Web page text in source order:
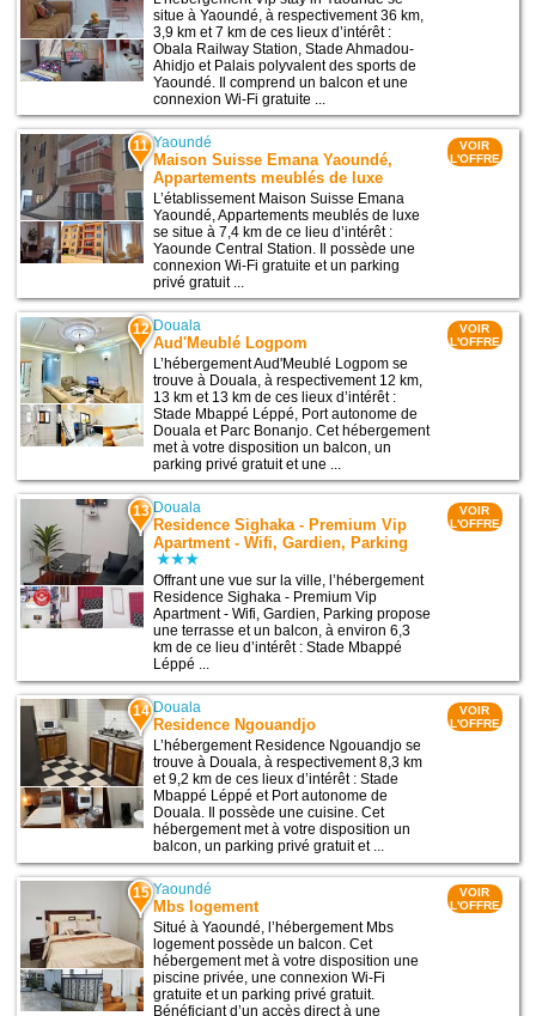
situe à Yaoundé, à respectivement 36 km,
3,9 km et 7 km de ces lieux d’intérêt :
Obala Railway Station, Stade Ahmadou-
Ahidjo et Palais polyvalent des sports de
Yaoundé. Il comprend un balcon et une
connexion Wi-Fi gratuite ...
11 Yaoundé
Maison Suisse Emana Yaoundé,
Appartements meublés de luxe
L’établissement Maison Suisse Emana
Yaoundé, Appartements meublés de luxe
se situe à 7,4 km de ce lieu d’intérêt :
Yaounde Central Station. Il possède une
connexion Wi-Fi gratuite et un parking
privé gratuit ...
VOIR
L'OFFRE
12 Douala
Aud'Meublé Logpom
L’hébergement Aud'Meublé Logpom se
trouve à Douala, à respectivement 12 km,
13 km et 13 km de ces lieux d’intérêt :
Stade Mbappé Léppé, Port autonome de
Douala et Parc Bonanjo. Cet hébergement
met à votre disposition un balcon, un
parking privé gratuit et une ...
VOIR
L'OFFRE
13 Douala
Residence Sighaka - Premium Vip
Apartment - Wifi, Gardien, Parking
Offrant une vue sur la ville, l’hébergement
Residence Sighaka - Premium Vip
Apartment - Wifi, Gardien, Parking propose
une terrasse et un balcon, à environ 6,3
km de ce lieu d’intérêt : Stade Mbappé
Léppé ...
VOIR
L'OFFRE
14 Douala
Residence Ngouandjo
L’hébergement Residence Ngouandjo se
trouve à Douala, à respectivement 8,3 km
et 9,2 km de ces lieux d’intérêt : Stade
Mbappé Léppé et Port autonome de
Douala. Il possède une cuisine. Cet
hébergement met à votre disposition un
balcon, un parking privé gratuit et ...
VOIR
L'OFFRE
15 Yaoundé
Mbs logement
Situé à Yaoundé, l’hébergement Mbs
logement possède un balcon. Cet
hébergement met à votre disposition une
piscine privée, une connexion Wi-Fi
gratuite et un parking privé gratuit.
Bénéficiant d’un accès direct à une
VOIR
L'OFFRE